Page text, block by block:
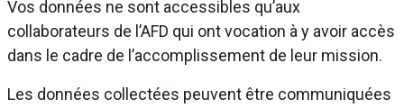
Vos données ne sont accessibles qu’aux
collaborateurs de l’AFD qui ont vocation à y avoir accès
dans le cadre de l’accomplissement de leur mission.
Les données collectées peuvent être communiquées